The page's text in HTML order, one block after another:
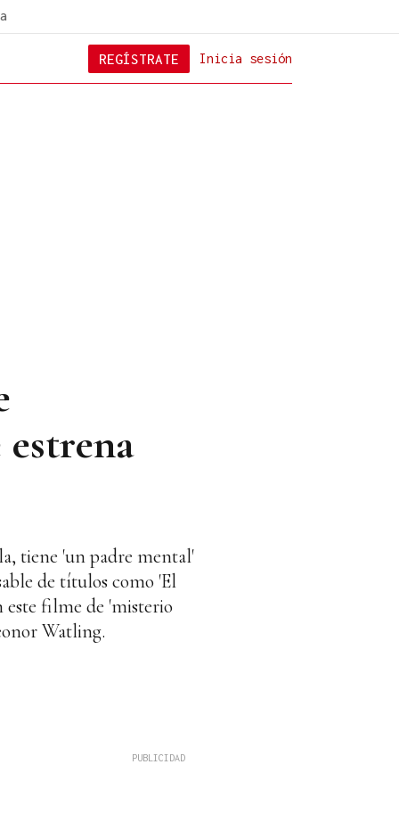
Inicia sesión
REGÍSTRATE
tiene 'un padre mental'
de títulos como 'El
este filme de 'misterio
Watling.